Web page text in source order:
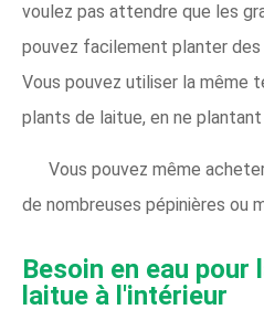
voulez pas attendre que les
pouvez facilement planter
Vous pouvez utiliser la même
plants de laitue, en ne
Vous pouvez même
de nombreuses pépinières ou
Besoin en eau pour
laitue à l'intérieur